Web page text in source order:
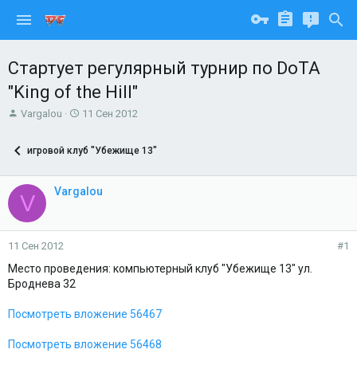
Стартует регулярный турнир по DoTA
"King of the Hill"
А
о
т
е
м
ы
Vargalou
Д
а
ч
л
11 Сен 2012
игровой клуб "Убежище 13"
V Vargalou
11 Сен 2012 #1
Место проведения: компьютерный клуб "Убежище 13" ул.
Броднева 32
Посмотреть вложение 56467
Посмотреть вложение 56468